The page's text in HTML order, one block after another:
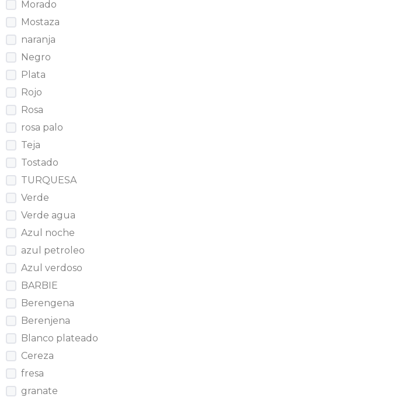
Morado
Mostaza
naranja
Negro
Plata
Rojo
Rosa
rosa palo
Teja
Tostado
TURQUESA
Verde
Verde agua
Azul noche
azul petroleo
Azul verdoso
BARBIE
Berengena
Berenjena
Blanco plateado
Cereza
fresa
granate